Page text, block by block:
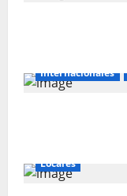
Internacionales
Locales